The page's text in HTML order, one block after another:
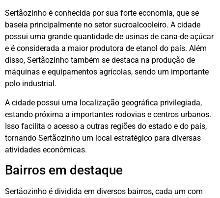
Sertãozinho é conhecida por sua forte economia, que se
baseia principalmente no setor sucroalcooleiro. A cidade
possui uma grande quantidade de usinas de cana-de-açúcar
e é considerada a maior produtora de etanol do país. Além
disso, Sertãozinho também se destaca na produção de
máquinas e equipamentos agrícolas, sendo um importante
polo industrial.
A cidade possui uma localização geográfica privilegiada,
estando próxima a importantes rodovias e centros urbanos.
Isso facilita o acesso a outras regiões do estado e do país,
tornando Sertãozinho um local estratégico para diversas
atividades econômicas.
Bairros em destaque
Sertãozinho é dividida em diversos bairros, cada um com